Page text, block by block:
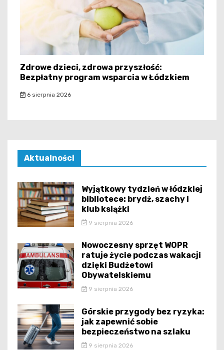
Zdrowe dzieci, zdrowa przyszłość:
Bezpłatny program wsparcia w Łódzkiem
6 sierpnia 2026
Aktualności
Wyjątkowy tydzień w łódzkiej
bibliotece: brydż, szachy i
klub książki
9 sierpnia 2026
Nowoczesny sprzęt WOPR
ratuje życie podczas wakacji
dzięki Budżetowi
Obywatelskiemu
9 sierpnia 2026
Górskie przygody bez ryzyka:
jak zapewnić sobie
bezpieczeństwo na szlaku
9 sierpnia 2026